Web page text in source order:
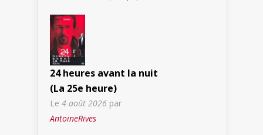
24 heures avant la nuit
(La 25e heure)
Le 4 août 2026 par
AntoineRives